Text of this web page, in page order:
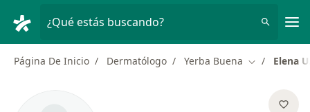
¿Qué estás buscando?
Página De Inicio Dermatólogo Yerba Buena Cambiar de
Elena